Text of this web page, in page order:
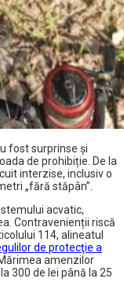
fost surprinse și
de prohibiție. De la
interzise, inclusiv o
„fără stăpân”.
acvatic,
Contravenienții riscă
114, alineatul
de protecţie a
Mărimea amenzilor
300 de lei până la 25